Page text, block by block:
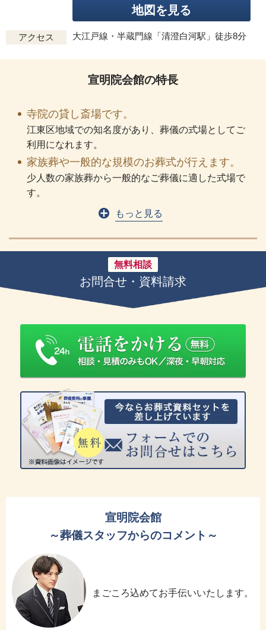
地図を見る
アクセス 大江戸線・半蔵門線「清澄白河駅」徒歩8分
宣明院会館の特長
寺院の貸し斎場です。
江東区地域での知名度があり、葬儀の式場としてご
利用になれます。
家族葬や一般的な規模のお葬式が行えます。
少人数の家族葬から一般的なご葬儀に適した式場で
す。
もっと見る
無料相談
お問合せ・資料請求
宣明院会館
～葬儀スタッフからのコメント～
まごころ込めてお手伝いいたします。